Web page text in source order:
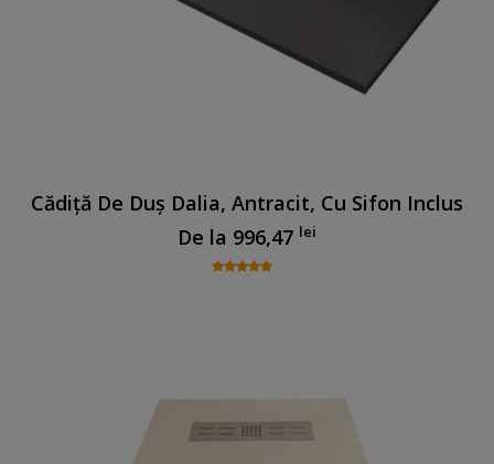
Cădiță De Duș Dalia, Antracit, Cu Sifon Inclus
De la 996,47 lei